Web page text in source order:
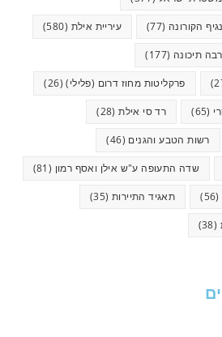
נגיף הקורונה (77) עיריית אילת (580)
תיכונה (177)
פרקליטות מחוז דרום (פלילי)(26)
(65) רד סי אילת(28)
רשות הטבע והגנים (46)
שדה התעופה ע"ש אילן ואסף רמון (81)
(56) תאגיד התיירות (35)
(38)